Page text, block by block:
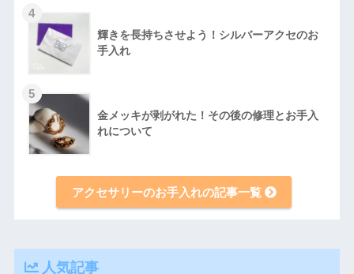
4
輝きを長持ちさせよう！シルバーアクセのお
手入れ
5
金メッキが剥がれた！その後の修理とお手入
れについて
アクセサリーのお手入れの記事一覧
人気記事